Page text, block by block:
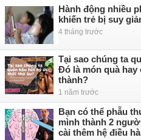
Hành động nhiều
khiến trẻ bị suy
4 tháng trước
Tại sao chúng ta
Đó là món quà
thành?
1 năm trước
Bạn có thể phẫu
mình thành 2
cài thêm hệ điều